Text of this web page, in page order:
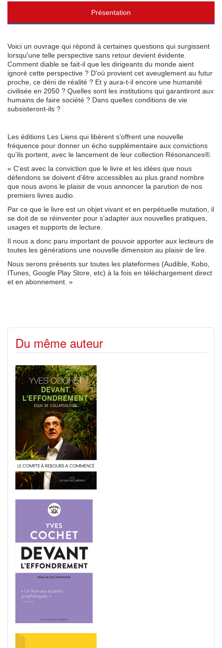
Présentation
Voici un ouvrage qui répond à certaines questions qui surgissent
lorsqu'une telle perspective sans retour devient évidente.
Comment diable se fait-il que les dirigeants du monde aient
ignoré cette perspective ? D'où provient cet aveuglement au futur
proche, ce déni de réalité ? Et y aura-t-il encore une humanité
civilisée en 2050 ? Quelles sont les institutions qui garantiront aux
humains de faire société ? Dans quelles conditions de vie
subsisteront-ils ?
Les éditions Les Liens qui libèrent s’offrent une nouvelle
fréquence pour donner un écho supplémentaire aux convictions
qu’ils portent, avec le lancement de leur collection Résonances®.
« C’est avec la conviction que le livre et les idées que nous
défendons se doivent d’être accessibles au plus grand nombre
que nous avons le plaisir de vous annoncer la parution de nos
premiers livres audio.
Par ce que le livre est un objet vivant et en perpétuelle mutation, il
se doit de se réinventer pour s’adapter aux nouvelles pratiques,
usages et supports de lecture.
Il nous a donc paru important de pouvoir apporter aux lecteurs de
toutes les générations une nouvelle dimension au plaisir de lire.
Nous serons présents sur toutes les plateformes (Audible, Kobo,
ITunes, Google Play Store, etc) à la fois en téléchargement direct
et en abonnement. »
Du même auteur